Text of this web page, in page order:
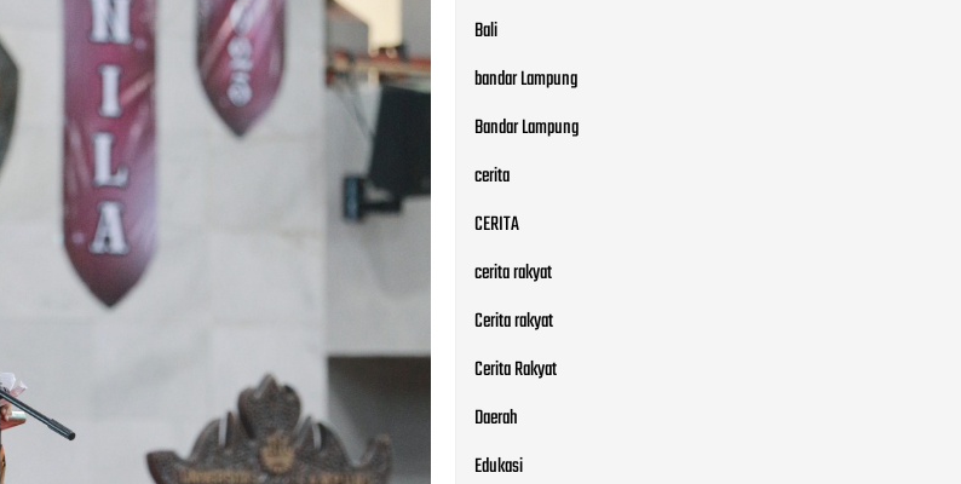
Bali
bandar Lampung
Bandar Lampung
cerita
CERITA
cerita rakyat
Cerita rakyat
Cerita Rakyat
Daerah
Edukasi